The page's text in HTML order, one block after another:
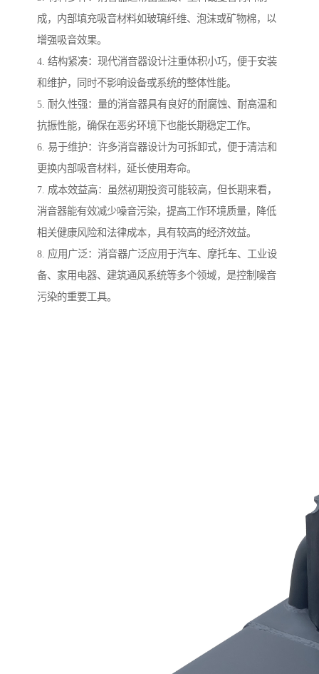
成，内部填充吸音材料如玻璃纤维、泡沫或矿物棉，以
增强吸音效果。
4. 结构紧凑：现代消音器设计注重体积小巧，便于安装
和维护，同时不影响设备或系统的整体性能。
5. 耐久性强：量的消音器具有良好的耐腐蚀、耐高温和
抗振性能，确保在恶劣环境下也能长期稳定工作。
6. 易于维护：许多消音器设计为可拆卸式，便于清洁和
更换内部吸音材料，延长使用寿命。
7. 成本效益高：虽然初期投资可能较高，但长期来看，
消音器能有效减少噪音污染，提高工作环境质量，降低
相关健康风险和法律成本，具有较高的经济效益。
8. 应用广泛：消音器广泛应用于汽车、摩托车、工业设
备、家用电器、建筑通风系统等多个领域，是控制噪音
污染的重要工具。